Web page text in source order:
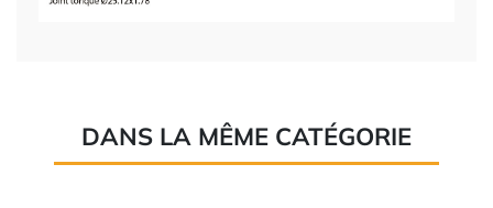
DANS LA MÊME CATÉGORIE